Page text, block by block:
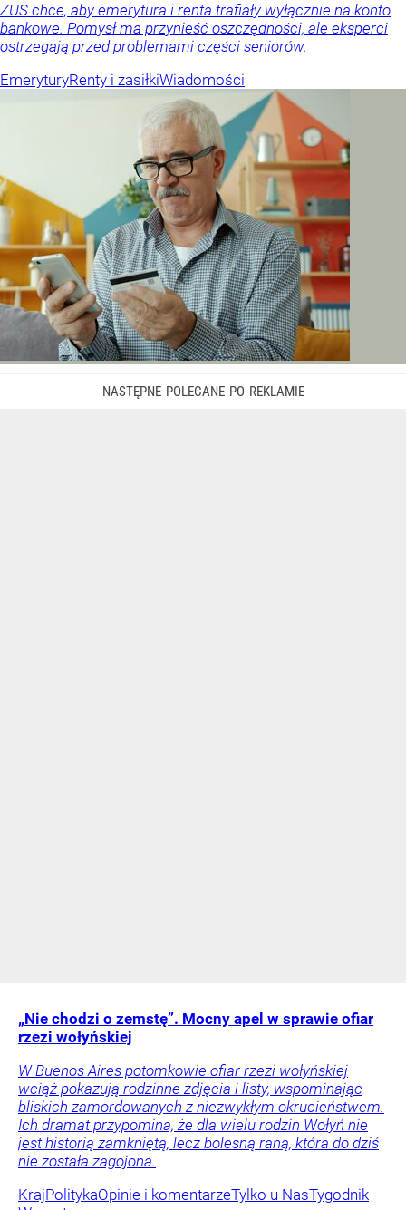
ZUS chce, aby emerytura i renta trafiały wyłącznie na konto
bankowe. Pomysł ma przynieść oszczędności, ale eksperci
ostrzegają przed problemami części seniorów.
EmeryturyRenty i zasiłkiWiadomości
„Nie chodzi o zemstę”. Mocny apel w sprawie ofiar
rzezi wołyńskiej
W Buenos Aires potomkowie ofiar rzezi wołyńskiej
wciąż pokazują rodzinne zdjęcia i listy, wspominając
bliskich zamordowanych z niezwykłym okrucieństwem.
Ich dramat przypomina, że dla wielu rodzin Wołyń nie
jest historią zamkniętą, lecz bolesną raną, która do dziś
nie została zagojona.
KrajPolitykaOpinie i komentarzeTylko u NasTygodnik